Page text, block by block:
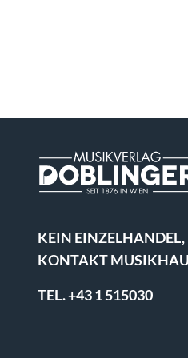
KEIN
KONTAKT
TEL. +43 1 515030